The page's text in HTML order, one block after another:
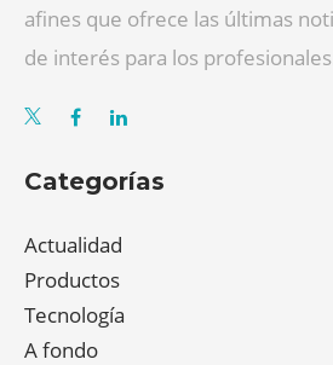
afines que ofrece las últimas
de interés para los
Categorías
Actualidad
Productos
Tecnología
A fondo